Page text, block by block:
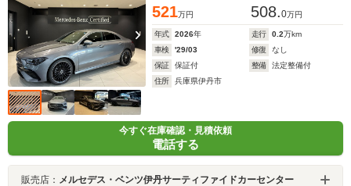
521万円 508.0万円
年式 2026年 走行 0.2万km
車検
'29/03 修復
なし
保証
保証付 整備
法定整備付
住所
兵庫県伊丹市
今すぐ在庫確認・見積依頼
電話する
販売店： メルセデス・ベンツ伊丹サーティファイドカーセンター